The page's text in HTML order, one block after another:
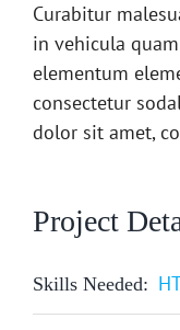
Curabitur
in vehicula
elementum
consectetur
dolor sit amet,
Project
Skills Needed: